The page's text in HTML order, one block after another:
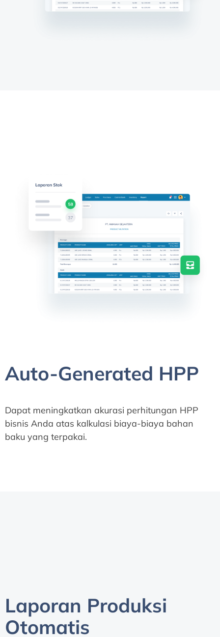
Auto-Generated HPP
Dapat meningkatkan akurasi perhitungan HPP
bisnis Anda atas kalkulasi biaya-biaya bahan
baku yang terpakai.
Laporan Produksi
Otomatis